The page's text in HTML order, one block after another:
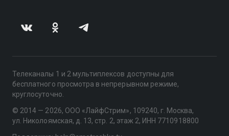
Телеканалы 1 и 2 мультиплексов доступны для
бесплатного просмотра в непрерывном режиме,
круглосуточно.
© 2014 — 2026, ООО «ЛайфСтрим», 109240, г. Москва,
ул. Николоямская, д. 13, стр. 2, этаж 2, ИНН 7710918800